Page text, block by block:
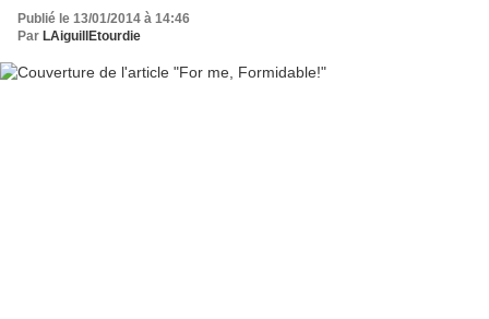
Publié le 13/01/2014 à 14:46
Par LAiguillEtourdie